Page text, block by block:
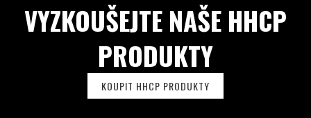
VYZKOUŠEJTE NAŠE HHCP
PRODUKTY
KOUPIT HHCP PRODUKTY